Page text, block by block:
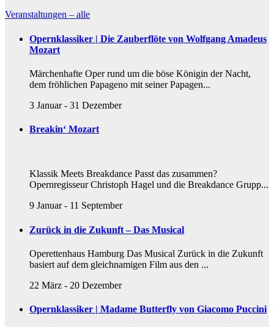
Veranstaltungen – alle
Opernklassiker | Die Zauberflöte von Wolfgang Amadeus
Mozart
Märchenhafte Oper rund um die böse Königin der Nacht,
dem fröhlichen Papageno mit seiner Papagen...
3 Januar- 31 Dezember
Breakin‘ Mozart
Klassik Meets Breakdance Passt das zusammen?
Opernregisseur Christoph Hagel und die Breakdance Grupp...
9 Januar- 11 September
Zurück in die Zukunft – Das Musical
Operettenhaus Hamburg Das Musical Zurück in die Zukunft
basiert auf dem gleichnamigen Film aus den ...
22 März - 20 Dezember
Opernklassiker | Madame Butterfly von Giacomo Puccini